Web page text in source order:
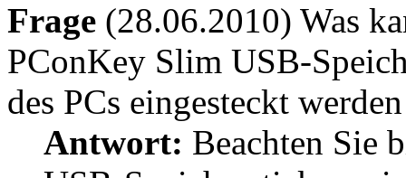
Frage (28.06.2010) Was
PConKey Slim USB-
des PCs eingesteckt
Antwort: Beachten Sie